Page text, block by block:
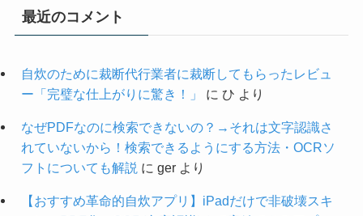
最近のコメント
自炊のために裁断代行業者に裁断してもらったレビュ
ー「完璧な仕上がりに驚き！」
に ひ より
なぜPDFなのに検索できないの？→それは文字認識さ
れていないから！検索できるようにする方法・OCRソ
フトについても解説 に gerより
【おすすめ革命的自炊アプリ】iPadだけで非破壊スキ